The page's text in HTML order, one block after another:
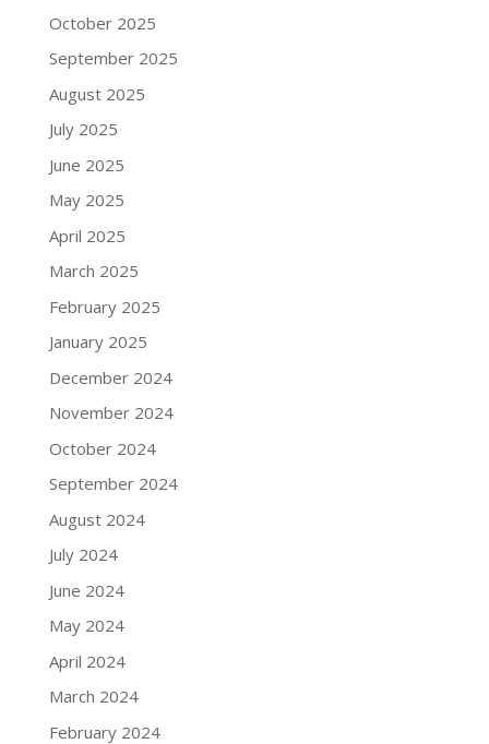
October 2025
September 2025
August 2025
July 2025
June 2025
May 2025
April 2025
March 2025
February 2025
January 2025
December 2024
November 2024
October 2024
September 2024
August 2024
July 2024
June 2024
May 2024
April 2024
March 2024
February 2024